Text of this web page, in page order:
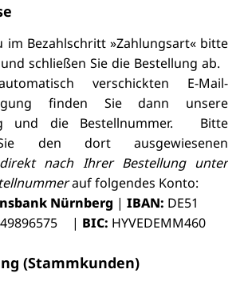
im Bezahlschritt »Zahlungsart« bitte
schließen Sie die Bestellung ab.
verschickten E-Mail-
finden Sie dann unsere
und die Bestellnummer. Bitte
den dort ausgewiesenen
direkt nach Ihrer Bestellung unter
auf folgendes Konto:
Nürnberg | IBAN: DE51
| BIC: HYVEDEMM460
(Stammkunden)